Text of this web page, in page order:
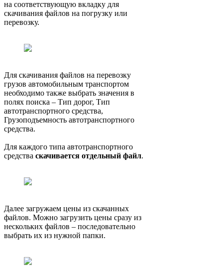
на соответствующую вкладку для
скачивания файлов на погрузку или
перевозку.
Для скачивания файлов на перевозку
грузов автомобильным транспортом
необходимо также выбрать значения в
полях поиска – Тип дорог, Тип
автотранспортного средства,
Грузоподъемность автотранспортного
средства.
Для каждого типа автотранспортного
средства скачивается отдельный файл.
Далее загружаем цены из скачанных
файлов. Можно загрузить цены сразу из
нескольких файлов – последовательно
выбрать их из нужной папки.